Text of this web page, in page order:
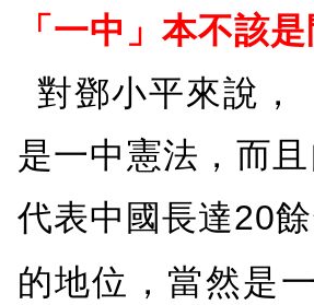
「一中」本不該
對鄧小平來說，
是一中憲法，而
代表中國長達20
的地位，當然是